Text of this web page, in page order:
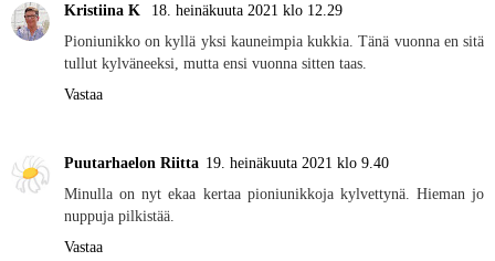
Kristiina K
18. heinäkuuta 2021 klo 12.29
Pioniunikko on kyllä yksi kauneimpia kukkia. Tänä vuonna en sitä
tullut kylväneeksi, mutta ensi vuonna sitten taas.
Vastaa
Puutarhaelon Riitta 19. heinäkuuta 2021 klo 9.40
Minulla on nyt ekaa kertaa pioniunikkoja kylvettynä. Hieman jo
nuppuja pilkistää.
Vastaa